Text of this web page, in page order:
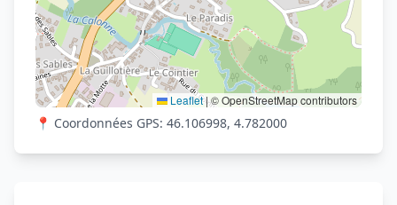
Leaflet|© OpenStreetMap contributors
📍 Coordonnées GPS: 46.106998, 4.782000